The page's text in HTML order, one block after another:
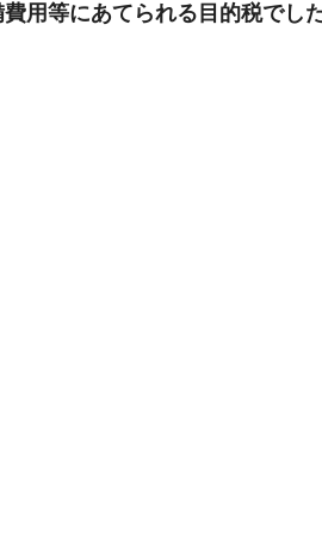
用等にあてられる目的税でし